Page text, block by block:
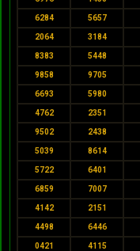
6284 5657
2064 3184
8383 5448
9858 9705
6693 5980
4762 2351
9502 2438
5039 8614
5722 6401
6859 7007
4142 2151
4498 6446
0421 4115